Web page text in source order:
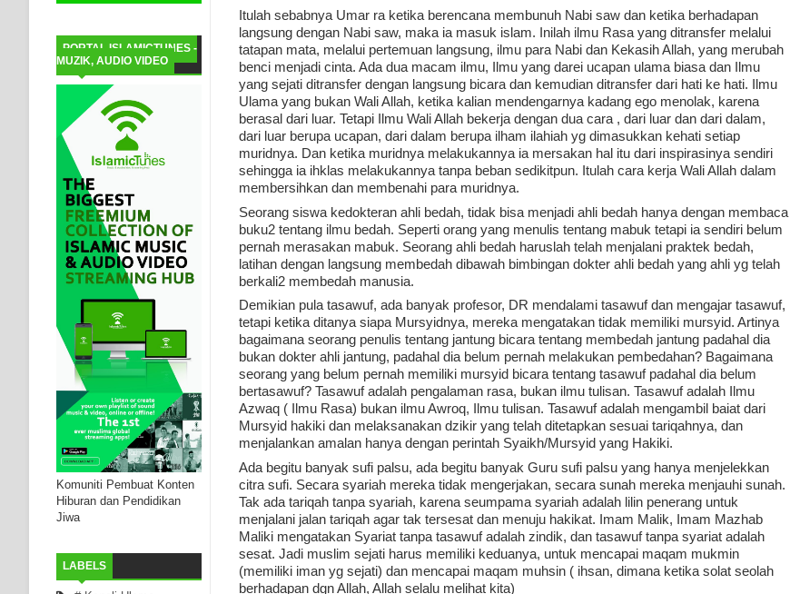
PORTAL ISLAMICTUNES -
MUZIK, AUDIO VIDEO
Komuniti Pembuat Konten
Hiburan dan Pendidikan
Jiwa
LABELS
Itulah sebabnya Umar ra ketika berencana membunuh Nabi saw dan ketika berhadapan
langsung dengan Nabi saw, maka ia masuk islam. Inilah ilmu Rasa yang ditransfer melalui
tatapan mata, melalui pertemuan langsung, ilmu para Nabi dan Kekasih Allah, yang merubah
benci menjadi cinta. Ada dua macam ilmu, Ilmu yang darei ucapan ulama biasa dan Ilmu
yang sejati ditransfer dengan langsung bicara dan kemudian ditransfer dari hati ke hati. Ilmu
Ulama yang bukan Wali Allah, ketika kalian mendengarnya kadang ego menolak, karena
berasal dari luar. Tetapi Ilmu Wali Allah bekerja dengan dua cara , dari luar dan dari dalam,
dari luar berupa ucapan, dari dalam berupa ilham ilahiah yg dimasukkan kehati setiap
muridnya. Dan ketika muridnya melakukannya ia mersakan hal itu dari inspirasinya sendiri
sehingga ia ihklas melakukannya tanpa beban sedikitpun. Itulah cara kerja Wali Allah dalam
membersihkan dan membenahi para muridnya.
Seorang siswa kedokteran ahli bedah, tidak bisa menjadi ahli bedah hanya dengan membaca
buku2 tentang ilmu bedah. Seperti orang yang menulis tentang mabuk tetapi ia sendiri belum
pernah merasakan mabuk. Seorang ahli bedah haruslah telah menjalani praktek bedah,
latihan dengan langsung membedah dibawah bimbingan dokter ahli bedah yang ahli yg telah
berkali2 membedah manusia.
Demikian pula tasawuf, ada banyak profesor, DR mendalami tasawuf dan mengajar tasawuf,
tetapi ketika ditanya siapa Mursyidnya, mereka mengatakan tidak memiliki mursyid. Artinya
bagaimana seorang penulis tentang jantung bicara tentang membedah jantung padahal dia
bukan dokter ahli jantung, padahal dia belum pernah melakukan pembedahan? Bagaimana
seorang yang belum pernah memiliki mursyid bicara tentang tasawuf padahal dia belum
bertasawuf? Tasawuf adalah pengalaman rasa, bukan ilmu tulisan. Tasawuf adalah Ilmu
Azwaq ( Ilmu Rasa) bukan ilmu Awroq, Ilmu tulisan. Tasawuf adalah mengambil baiat dari
Mursyid hakiki dan melaksanakan dzikir yang telah ditetapkan sesuai tariqahnya, dan
menjalankan amalan hanya dengan perintah Syaikh/Mursyid yang Hakiki.
Ada begitu banyak sufi palsu, ada begitu banyak Guru sufi palsu yang hanya menjelekkan
citra sufi. Secara syariah mereka tidak mengerjakan, secara sunah mereka menjauhi sunah.
Tak ada tariqah tanpa syariah, karena seumpama syariah adalah lilin penerang untuk
menjalani jalan tariqah agar tak tersesat dan menuju hakikat. Imam Malik, Imam Mazhab
Maliki mengatakan Syariat tanpa tasawuf adalah zindik, dan tasawuf tanpa syariat adalah
sesat. Jadi muslim sejati harus memiliki keduanya, untuk mencapai maqam mukmin
(memiliki iman yg sejati) dan mencapai maqam muhsin ( ihsan, dimana ketika solat seolah
berhadapan dgn Allah, Allah selalu melihat kita)